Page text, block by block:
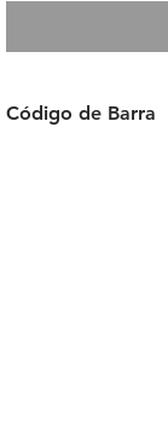
Código de Barra